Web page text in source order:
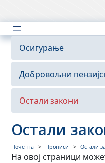
Осигурање
Закони
Одлуке
Тарифе
Опште смјернице,
Добровољни
Закони
Остали закони
Остали
Почетна Прописи Остали
На овој страници